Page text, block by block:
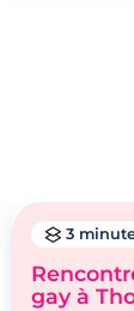
3
gay à